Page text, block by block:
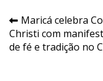
Navegação
de
Maricá celebra
Christi com
de fé e tradição no